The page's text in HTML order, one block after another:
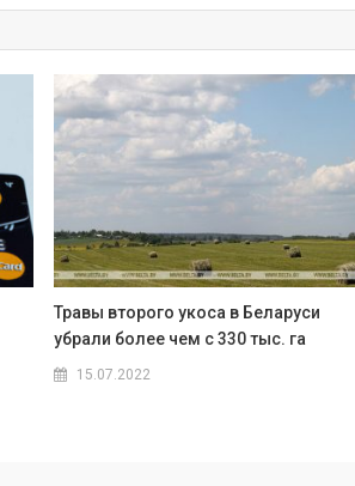
Травы второго укоса в Беларуси
убрали более чем с 330 тыс. га
15.07.2022